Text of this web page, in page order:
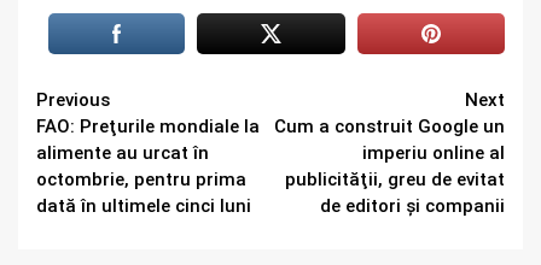
Continue
Reading
Previous
FAO: Preţurile mondiale la
alimente au urcat în
octombrie, pentru prima
dată în ultimele cinci luni
Next
Cum a construit Google un
imperiu online al
publicităţii, greu de evitat
de editori şi companii